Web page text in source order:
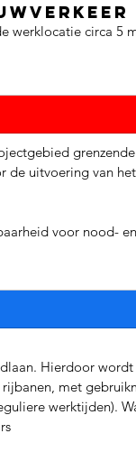
werklocatie circa 5
grenzende
de uitvoering van
voor nood- en
Hierdoor
met
werktijden).